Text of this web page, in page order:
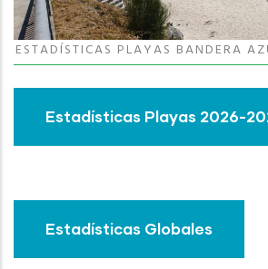
ESTADÍSTICAS PLAYAS BANDERA
Estadísticas Playas 2026-
Estadísticas Globales